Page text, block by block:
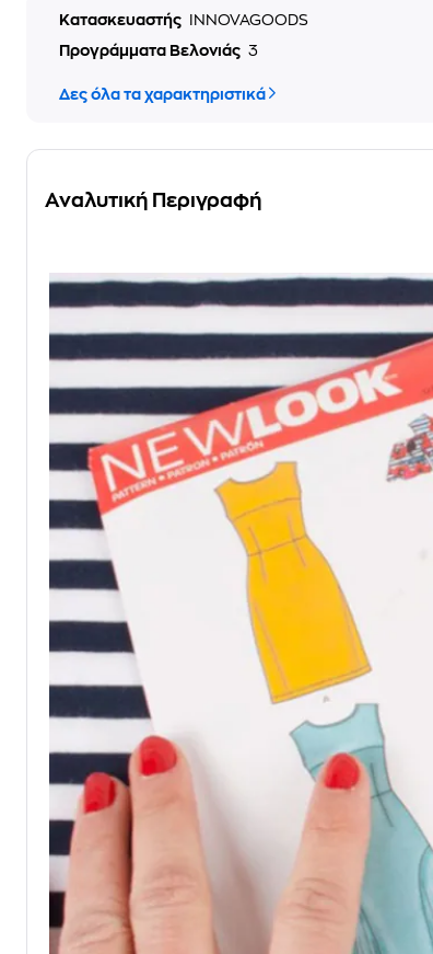
Κατασκευαστής INNOVAGOODS
Προγράμματα Βελονιάς 3
Δες όλα τα χαρακτηριστικά
Αναλυτική Περιγραφή